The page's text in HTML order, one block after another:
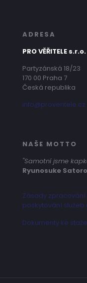
ADRESA
PRO VĚŘITELE s.r.o.
Partyzánská 18/23
170 00 Praha 7
Česká republika
info@proveritele.cz
NAŠE MOTTO
"Samotní jsme
Ryunosuke Satoro
Zásady
poskytování služeb
Dokumenty ke